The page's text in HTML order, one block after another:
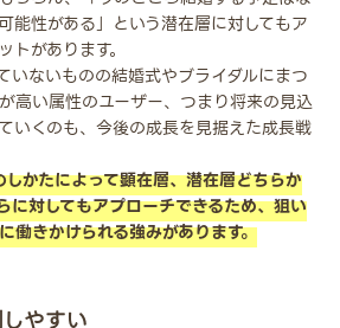
能性がある」という潜在層に対してもア
があります。
いないものの結婚式やブライダルにまつ
高い属性のユーザー、つまり将来の見込
いくのも、今後の成長を見据えた成長戦
かたによって顕在層、潜在層どちらか
に対してもアプローチできるため、狙い
働きかけられる強みがあります。
やすい